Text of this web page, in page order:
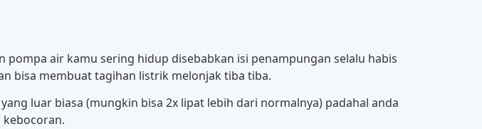
air kamu sering hidup disebabkan isi penampungan selalu habis
bisa membuat tagihan listrik melonjak tiba tiba.
luar biasa (mungkin bisa 2x lipat lebih dari normalnya) padahal anda